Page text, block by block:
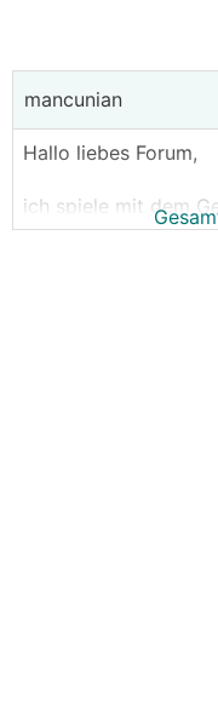
mancunian
Hallo liebes Forum,
ich spiele mit dem
aufzulösen und auf